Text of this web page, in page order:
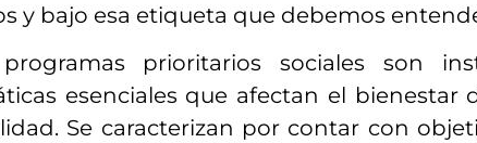
y bajo esa etiqueta que debemos
prioritarios sociales son
esenciales que afectan el
Se caracterizan por contar con